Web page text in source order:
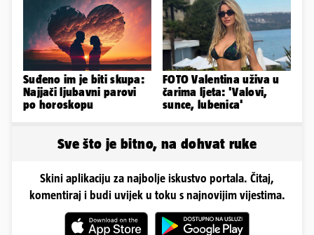
Suđeno im je biti skupa:
Najjači ljubavni parovi
po horoskopu
FOTO Valentina uživa u
čarima ljeta: 'Valovi,
sunce, lubenica'
Sve što je bitno, na dohvat ruke
Skini aplikaciju za najbolje iskustvo portala. Čitaj,
komentiraj i budi uvijek u toku s najnovijim vijestima.